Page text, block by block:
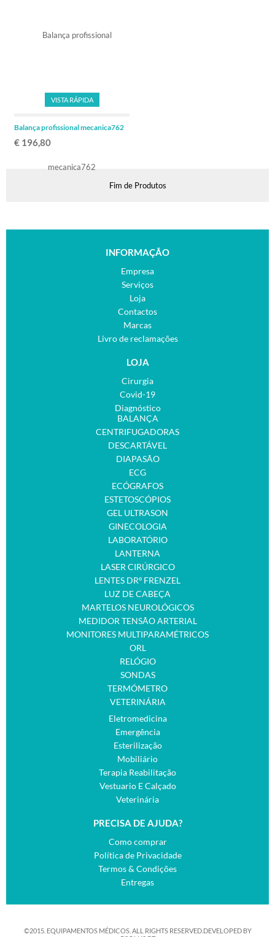
Balança profissional mecanica762
€ 196,80
VISTA RÁPIDA
Fim de Produtos
INFORMAÇÃO
Empresa
Serviços
Loja
Contactos
Marcas
Livro de reclamações
LOJA
Cirurgia
Covid-19
Diagnóstico
BALANÇA
CENTRIFUGADORAS
DESCARTÁVEL
DIAPASÃO
ECG
ECÓGRAFOS
ESTETOSCÓPIOS
GEL ULTRASON
GINECOLOGIA
LABORATÓRIO
LANTERNA
LASER CIRÚRGICO
LENTES DRº FRENZEL
LUZ DE CABEÇA
MARTELOS NEUROLÓGICOS
MEDIDOR TENSÃO ARTERIAL
MONITORES MULTIPARAMÉTRICOS
ORL
RELÓGIO
SONDAS
TERMÓMETRO
VETERINÁRIA
Eletromedicina
Emergência
Esterilização
Mobiliário
Terapia Reabilitação
Vestuario E Calçado
Veterinária
PRECISA DE AJUDA?
Como comprar
Política de Privacidade
Termos & Condições
Entregas
©2015. EQUIPAMENTOS MÉDICOS. ALL RIGHTS RESERVED.DEVELOPED BY